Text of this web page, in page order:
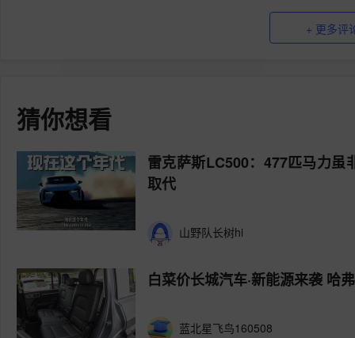
+ 更多评
猜你想看
雷克萨斯LC500：477匹马力虽
取代
山野队长树hi
白菜价长城汽车·新能源来袭 哈
蓝北星飞鸟160508